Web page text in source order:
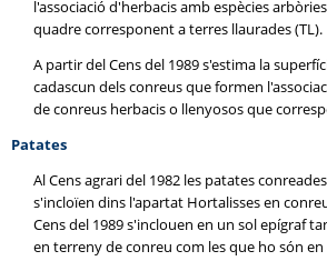
l'associació d'herbacis amb espècies
quadre corresponent a terres llaurades (TL).
A partir del Cens del 1989 s'estima la
cadascun dels conreus que formen
de conreus herbacis o llenyosos que
Patates
Al Cens agrari del 1982 les patates
s'incloïen dins l'apartat Hortalisses en
Cens del 1989 s'inclouen en un sol epígraf
en terreny de conreu com les que ho són